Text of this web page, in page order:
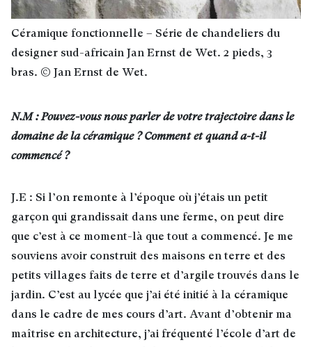
Céramique fonctionnelle – Série de chandeliers du
designer sud-africain Jan Ernst de Wet. 2 pieds, 3
bras. © Jan Ernst de Wet.
N.M : Pouvez-vous nous parler de votre trajectoire dans le
domaine de la céramique ? Comment et quand a-t-il
commencé ?
J.E : Si l’on remonte à l’époque où j’étais un petit
garçon qui grandissait dans une ferme, on peut dire
que c’est à ce moment-là que tout a commencé. Je me
souviens avoir construit des maisons en terre et des
petits villages faits de terre et d’argile trouvés dans le
jardin. C’est au lycée que j’ai été initié à la céramique
dans le cadre de mes cours d’art. Avant d’obtenir ma
maîtrise en architecture, j’ai fréquenté l’école d’art de